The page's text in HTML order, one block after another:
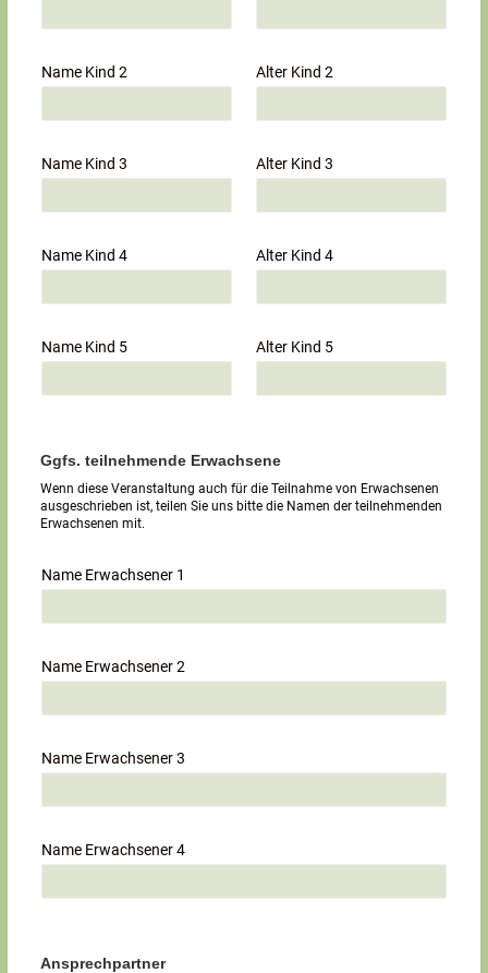
Name Kind 2 Alter Kind 2
Name Kind 3 Alter Kind 3
Name Kind 4 Alter Kind 4
Name Kind 5 Alter Kind 5
Ggfs. teilnehmende Erwachsene
Wenn diese Veranstaltung auch für die Teilnahme von Erwachsenen
ausgeschrieben ist, teilen Sie uns bitte die Namen der teilnehmenden
Erwachsenen mit.
Name Erwachsener 1
Name Erwachsener 2
Name Erwachsener 3
Name Erwachsener 4
Ansprechpartner